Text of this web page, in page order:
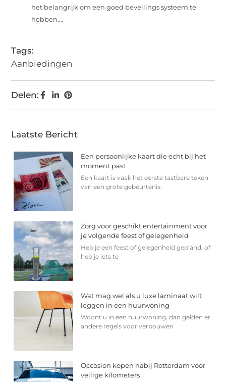
het belangrijk om een goed beveilings systeem te
hebben....
Tags:
Aanbiedingen
Delen:
Laatste Bericht
Een persoonlijke kaart die echt bij het
moment past
Een kaart is vaak het eerste tastbare teken
van een grote gebeurtenis.
Zorg voor geschikt entertainment voor
je volgende feest of gelegenheid
Heb je een feest of gelegenheid gepland, of
heb je iets te
Wat mag wel als u luxe laminaat wilt
leggen in een huurwoning
Woont u in een huurwoning, dan gelden er
andere regels voor verbouwen
Occasion kopen nabij Rotterdam voor
veilige kilometers